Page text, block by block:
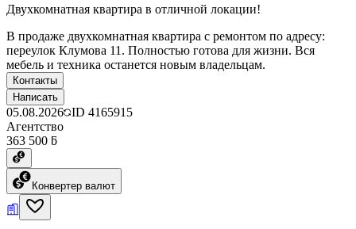
Двухкомнатная квартира в отличной локации!
В продаже двухкомнатная квартира с ремонтом по адресу:
переулок Клумова 11. Полностью готова для жизни. Вся
мебель и техника останется новым владельцам.
Контакты
Написать
05.08.2026 ID 4165915
Агентство
363 500 ƃ
Конвертер валют